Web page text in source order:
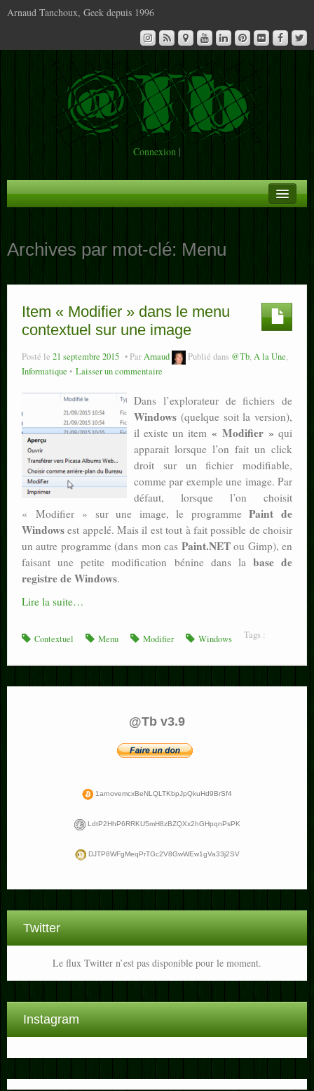
Arnaud Tanchoux, Geek depuis 1996
Connexion |
Infos
Contact
Archives par mot-clé: Menu
Item « Modifier » dans le menu
contextuel sur une image
Posté le 21 septembre 2015 ParArnaud Publié dans @Tb,A la Une,
Informatique
Laisser un commentaire
Dans l’explorateur de fichiers de
Windows (quelque soit la version),
il existe un item « Modifier » qui
apparait lorsque l’on fait un click
droit sur un fichier modifiable,
comme par exemple une image. Par
défaut, lorsque l’on choisit
« Modifier » sur une image, le programmePaint de
Windows est appelé. Mais il est tout à fait possible de choisir
un autre programme (dans mon cas Paint.NETou Gimp), en
faisant une petite modification bénine dans la base de
registre de Windows.
Lire la suite…
Tags :
Contextuel Menu Modifier Windows
@Tb v3.9
1arnovemcxBeNLQLTKbpJpQkuHd9BrSf4
LdtP2HhP6RRKU5mH8zBZQXx2hGHpqnPsPK
DJTP8WFgMeqPrTGc2V8GwWEw1gVa33j2SV
Twitter
Le flux Twitter n’est pas disponible pour le moment.
Instagram